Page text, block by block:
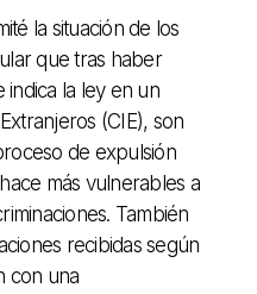
la situación de los
que tras haber
indica la ley en un
(CIE), son
de expulsión
más vulnerables a
También
recibidas según
con una